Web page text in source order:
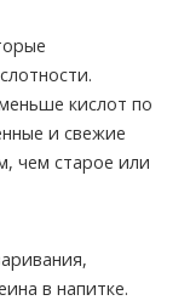
кислот по
и свежие
чем старое или
в напитке.